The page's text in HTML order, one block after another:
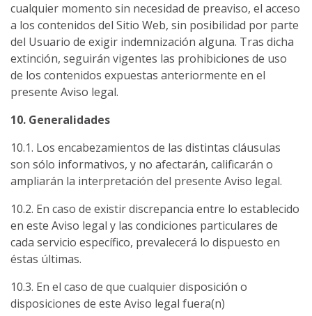
cualquier momento sin necesidad de preaviso, el acceso
a los contenidos del Sitio Web, sin posibilidad por parte
del Usuario de exigir indemnización alguna. Tras dicha
extinción, seguirán vigentes las prohibiciones de uso
de los contenidos expuestas anteriormente en el
presente Aviso legal.
10. Generalidades
10.1. Los encabezamientos de las distintas cláusulas
son sólo informativos, y no afectarán, calificarán o
ampliarán la interpretación del presente Aviso legal.
10.2. En caso de existir discrepancia entre lo establecido
en este Aviso legal y las condiciones particulares de
cada servicio específico, prevalecerá lo dispuesto en
éstas últimas.
10.3. En el caso de que cualquier disposición o
disposiciones de este Aviso legal fuera(n)